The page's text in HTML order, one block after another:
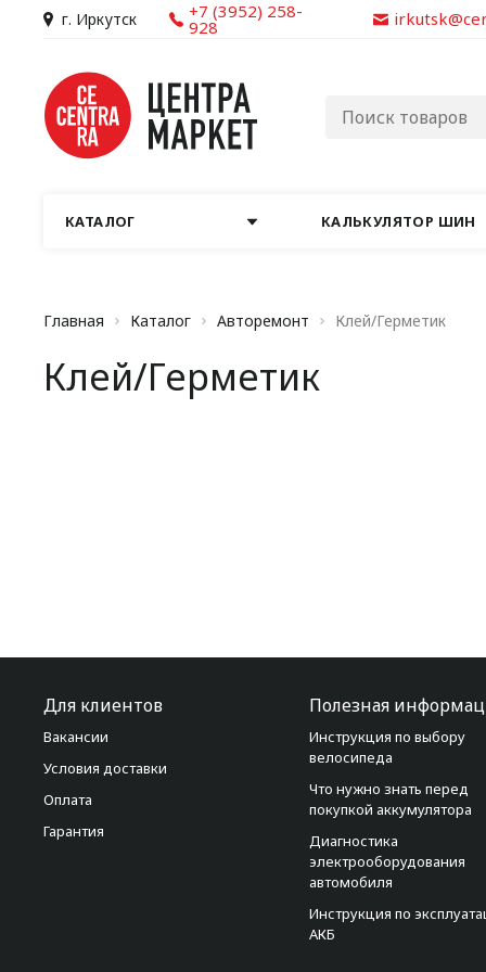
г. Иркутск +7 (3952) 258-
928
КАТАЛОГ КАЛЬКУЛЯТОР ШИН
Главная Каталог Авторемонт Клей/Герметик
Клей/Герметик
Для клиентов
Вакансии
Условия доставки
Оплата
Гарантия
Полезная
Инструкция по выбору
велосипеда
Что нужно знать перед
покупкой аккумулятора
Диагностика
электрооборудования
автомобиля
Инструкция по
АКБ